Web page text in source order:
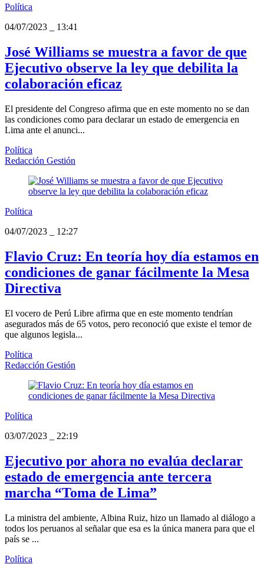
Política
04/07/2023
13:41
José Williams se muestra a favor de que
Ejecutivo observe la ley que debilita la
colaboración eficaz
El presidente del Congreso afirma que en este momento no se dan
las condiciones como para declarar un estado de emergencia en
Lima ante el anunci...
Política
Redacción Gestión
Política
04/07/2023
12:27
Flavio Cruz: En teoría hoy día estamos en
condiciones de ganar fácilmente la Mesa
Directiva
El vocero de Perú Libre afirma que en este momento tendrían
asegurados más de 65 votos, pero reconoció que existe el temor de
que algunos legisla...
Política
Redacción Gestión
Política
03/07/2023
22:19
Ejecutivo por ahora no evalúa declarar
estado de emergencia ante tercera
marcha “Toma de Lima”
La ministra del ambiente, Albina Ruiz, hizo un llamado al diálogo a
todos los peruanos al señalar que esa es la única manera para que el
país se ...
Política